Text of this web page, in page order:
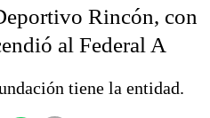
mundo
Olímpico
Rincón, con
al Federal A
tiene la entidad.